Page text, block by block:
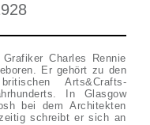
Charles Rennie
Er gehört zu den
Arts&Crafts-
In Glasgow
bei dem Architekten
schreibt er sich an